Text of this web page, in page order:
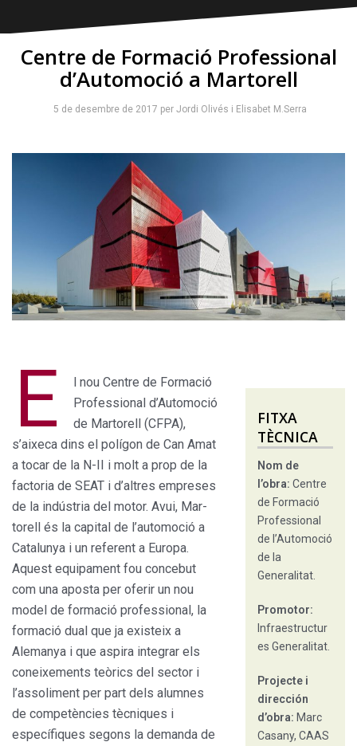
Centre de Formació Professional
d’Automoció a Martorell
5 de desembre de 2017 per Jordi Olivés i Elisabet M.Serra
FITXA
TÈCNICA
Nom de
l’obra: Centre
de Formació
Professional
de l’Automoció
de la
Generalitat.
Promotor:
Infraestructur
es Generalitat.
Projecte i
dirección
d’obra: Marc
Casany, CAAS
E
l nou Centre de Formació
Professional d’Automoció
de Martorell (CFPA),
s’aixeca dins el polígon de Can Amat
a tocar de la N-II i molt a prop de la
facto­ria de SEAT i d’altres empreses
de la indústria del motor. Avui, Mar­
torell és la capital de l’automoció a
Catalunya i un referent a Europa.
Aquest equipament fou concebut
com una aposta per oferir un nou
model de formació professional, la
formació dual que ja existeix a
Alemanya i que aspira integrar els
coneixements teòrics del sector i
l’assoliment per part dels alum­nes
de competències tècniques i
específiques segons la demanda de